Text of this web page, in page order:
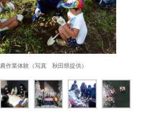
農作業体験（写真 秋田県提供）